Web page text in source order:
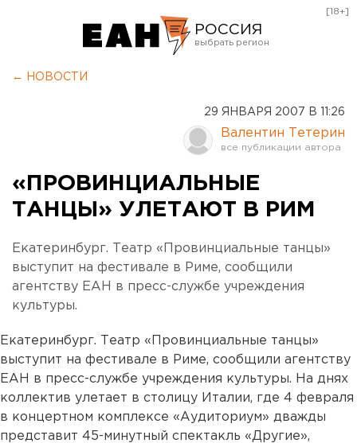
РОССИЯ
Курган
Оренбург
[18+]
← НОВОСТИ
29 ЯНВАРЯ 2007 В 11:26
Валентин Тетерин
«ПРОВИНЦИАЛЬНЫЕ
ТАНЦЫ» УЛЕТАЮТ В РИМ
Екатеринбург. Театр «Провинциальные танцы»
выступит на фестивале в Риме, сообщили
агентству ЕАН в пресс-службе учреждения
культуры.
Екатеринбург. Театр «Провинциальные танцы»
выступит на фестивале в Риме, сообщили агентству
ЕАН в пресс-службе учреждения культуры. На днях
коллектив улетает в столицу Италии, где 4 февраля
в концертном комплексе «Аудиториум» дважды
представит 45-минутный спектакль «Другие»,